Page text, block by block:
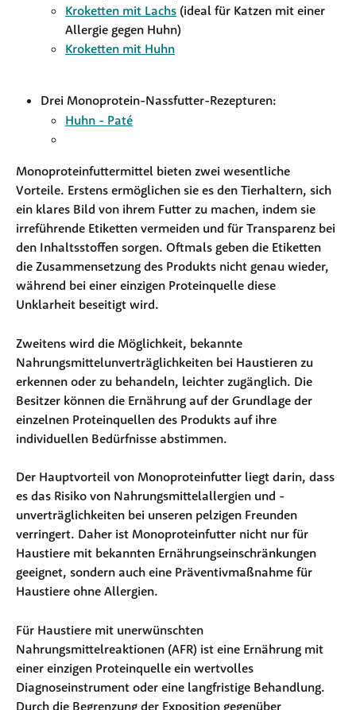
Kroketten mit Lachs (ideal für Katzen mit einer
Allergie gegen Huhn)
Kroketten mit Huhn
Drei Monoprotein-Nassfutter-Rezepturen:
Huhn - Paté
Monoproteinfuttermittel bieten zwei wesentliche
Vorteile. Erstens ermöglichen sie es den Tierhaltern, sich
ein klares Bild von ihrem Futter zu machen, indem sie
irreführende Etiketten vermeiden und für Transparenz bei
den Inhaltsstoffen sorgen. Oftmals geben die Etiketten
die Zusammensetzung des Produkts nicht genau wieder,
während bei einer einzigen Proteinquelle diese
Unklarheit beseitigt wird.
Zweitens wird die Möglichkeit, bekannte
Nahrungsmittelunverträglichkeiten bei Haustieren zu
erkennen oder zu behandeln, leichter zugänglich. Die
Besitzer können die Ernährung auf der Grundlage der
einzelnen Proteinquellen des Produkts auf ihre
individuellen Bedürfnisse abstimmen.
Der Hauptvorteil von Monoproteinfutter liegt darin, dass
es das Risiko von Nahrungsmittelallergien und -
unverträglichkeiten bei unseren pelzigen Freunden
verringert. Daher ist Monoproteinfutter nicht nur für
Haustiere mit bekannten Ernährungseinschränkungen
geeignet, sondern auch eine Präventivmaßnahme für
Haustiere ohne Allergien.
Für Haustiere mit unerwünschten
Nahrungsmittelreaktionen (AFR) ist eine Ernährung mit
einer einzigen Proteinquelle ein wertvolles
Diagnoseinstrument oder eine langfristige Behandlung.
Durch die Begrenzung der Exposition gegenüber